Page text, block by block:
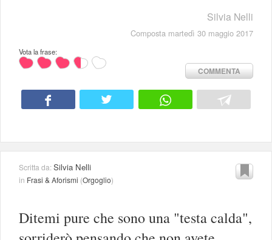
Silvia Nelli
Composta martedì 30 maggio 2017
Vota la frase:
COMMENTA
Scritta da:Silvia Nelli
in Frasi & Aforismi (Orgoglio)
Ditemi pure che sono una "testa calda",